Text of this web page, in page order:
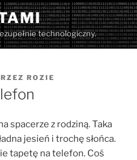
technologiczny.
ROZIE
spacerze z rodziną. Taka
jesień i trochę słońca.
tapetę na telefon. Coś